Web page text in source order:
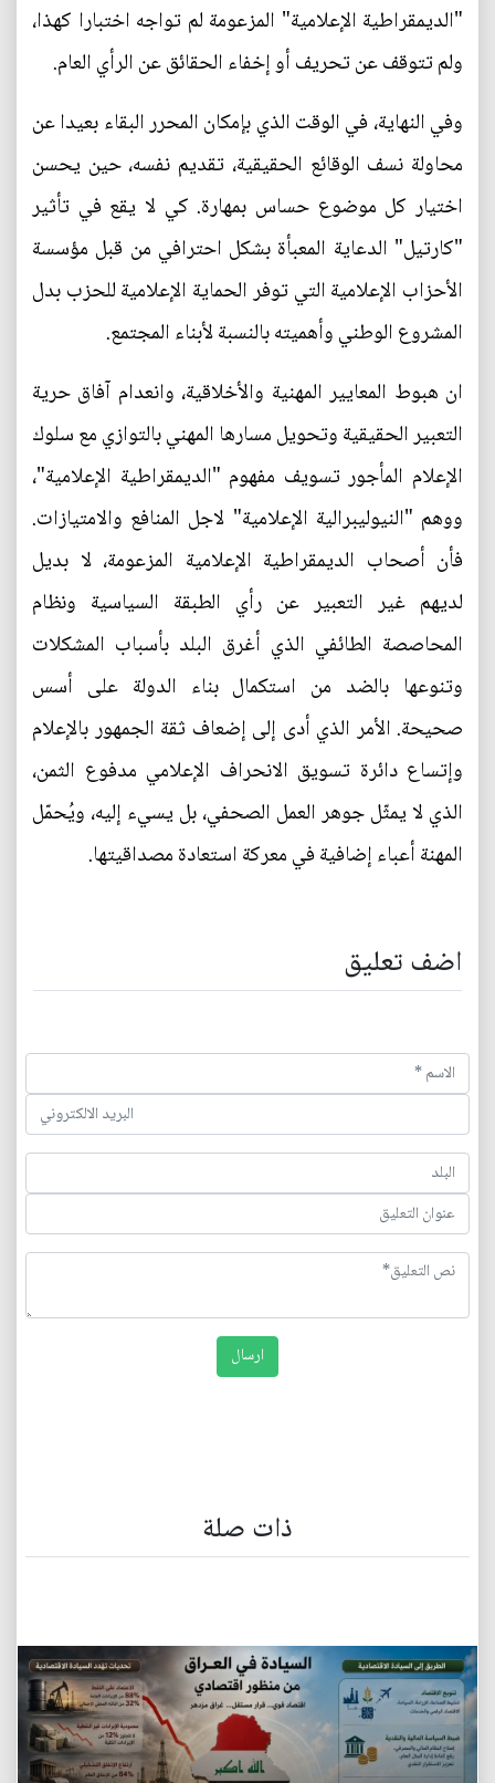
"الديمقراطية الإعلامية" المزعومة لم تواجه اختبارا كهذا،
ولم تتوقف عن تحريف أو إخفاء الحقائق عن الرأي العام.
وفي النهاية، في الوقت الذي بإمكان المحرر البقاء بعيدا عن
محاولة نسف الوقائع الحقيقية، تقديم نفسه، حين يحسن
اختيار كل موضوع حساس بمهارة. كي لا يقع في تأثير
"كارتيل" الدعاية المعبأة بشكل احترافي من قبل مؤسسة
الأحزاب الإعلامية التي توفر الحماية الإعلامية للحزب بدل
المشروع الوطني وأهميته بالنسبة لأبناء المجتمع.
ان هبوط المعايير المهنية والأخلاقية، وانعدام آفاق حرية
التعبير الحقيقية وتحويل مسارها المهني بالتوازي مع سلوك
الإعلام المأجور تسويف مفهوم "الديمقراطية الإعلامية"،
ووهم "النيوليبرالية الإعلامية" لاجل المنافع والامتيازات.
فأن أصحاب الديمقراطية الإعلامية المزعومة، لا بديل
لديهم غير التعبير عن رأي الطبقة السياسية ونظام
المحاصصة الطائفي الذي أغرق البلد بأسباب المشكلات
وتنوعها بالضد من استكمال بناء الدولة على أسس
صحيحة. الأمر الذي أدى إلى إضعاف ثقة الجمهور بالإعلام
وإتساع دائرة تسويق الانحراف الإعلامي مدفوع الثمن،
الذي لا يمثّل جوهر العمل الصحفي، بل يسيء إليه، ويُحمّل
المهنة أعباء إضافية في معركة استعادة مصداقيتها.
اضف تعليق
ذات صلة